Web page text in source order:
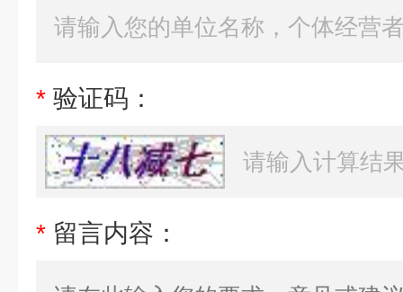
* 验证码：
* 留言内容：